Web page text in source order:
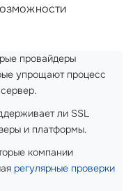
провайдеры
упрощают процесс
ли SSL
и платформы.
компании
регулярные проверки